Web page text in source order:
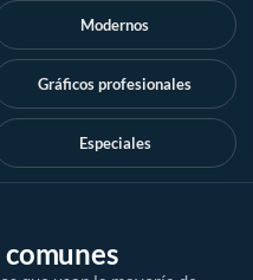
Modernos
Gráficos profesionales
Especiales